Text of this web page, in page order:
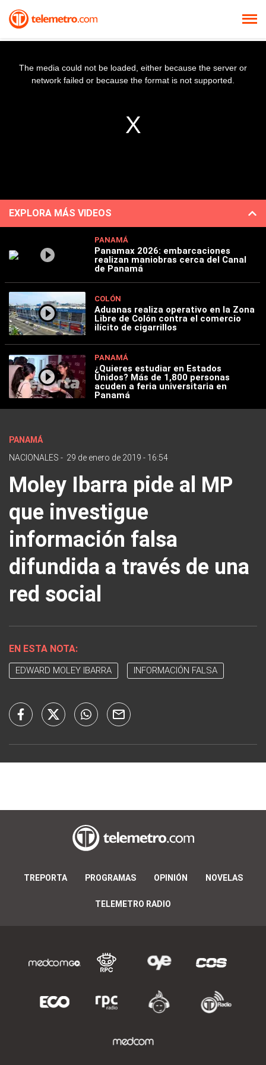
The media could not be loaded, either because the server or
network failed or because the format is not supported.
EXPLORA MÁS VIDEOS
PANAMÁ
Panamax 2026: embarcaciones
realizan maniobras cerca del Canal
de Panamá
COLÓN
Aduanas realiza operativo en la Zona
Libre de Colón contra el comercio
ilícito de cigarrillos
PANAMÁ
¿Quieres estudiar en Estados
Unidos? Más de 1,800 personas
acuden a feria universitaria en
Panamá
PANAMÁ
NACIONALES - 29 de enero de 2019 - 16:54
Moley Ibarra pide al MP
que investigue
información falsa
difundida a través de una
red social
EN ESTA NOTA:
EDWARD MOLEY IBARRA INFORMACIÓN FALSA
TREPORTA PROGRAMAS OPINIÓN NOVELAS
TELEMETRO RADIO